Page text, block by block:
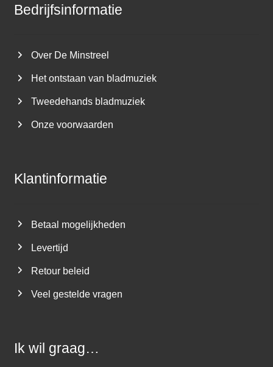
Bedrijfsinformatie
Over De Minstreel
Het ontstaan van bladmuziek
Tweedehands bladmuziek
Onze voorwaarden
Klantinformatie
Betaal mogelijkheden
Levertijd
Retour beleid
Veel gestelde vragen
Ik wil graag…